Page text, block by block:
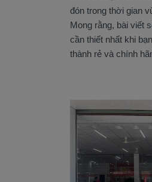
đón trong thời gian
Mong rằng, bài viết
cần thiết nhất khi
thành rẻ và chính